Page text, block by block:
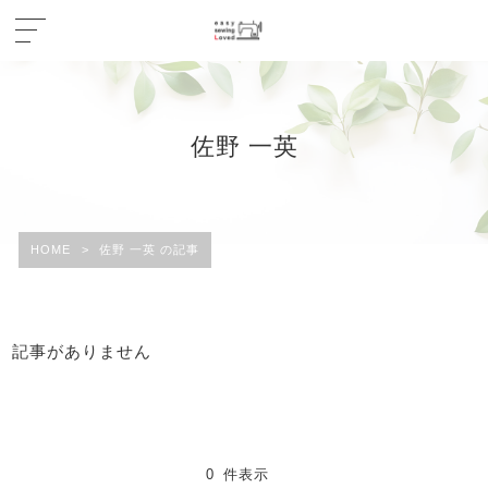
佐野 一英
HOME > 佐野 一英 の記事
記事がありません
0 件表示